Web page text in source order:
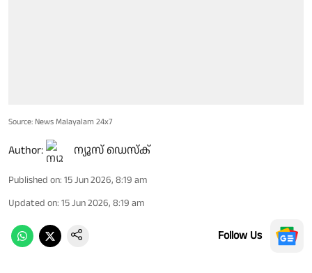
Source: News Malayalam 24x7
Author: ന്യൂസ് ഡെസ്ക്
Published on: 15 Jun 2026, 8:19 am
Updated on: 15 Jun 2026, 8:19 am
Follow Us